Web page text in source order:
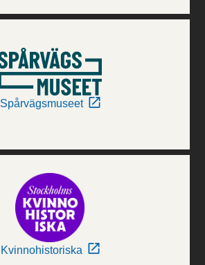
Spårvägsmuseet
Kvinnohistoriska